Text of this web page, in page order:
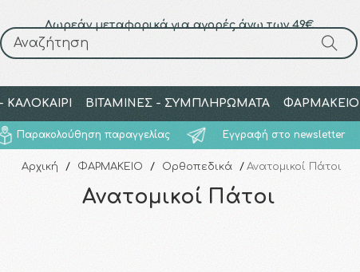
Δωρεάν μεταφορικά για αγορές άνω των 49€
Αναζήτηση
ΒΙΤΑΜΙΝΕΣ - ΣΥΜΠΛΗΡΩΜΑΤΑ ΦΑΡΜΑΚΕΙΟ
Παρακολούθηση παραγγελίας Εγγραφή στο newsletter
Αναζήτηση
Αρχική / ΦΑΡΜΑΚΕΙΟ / Ορθοπεδικά / Ανατομικοί Πάτοι
Ανατομικοί Πάτοι